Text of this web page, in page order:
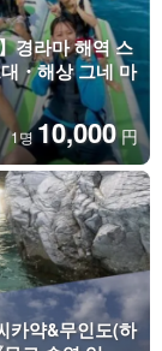
경라마 해역 스
・해상 그네 마
1명 10,000 円
카약&무인도(하